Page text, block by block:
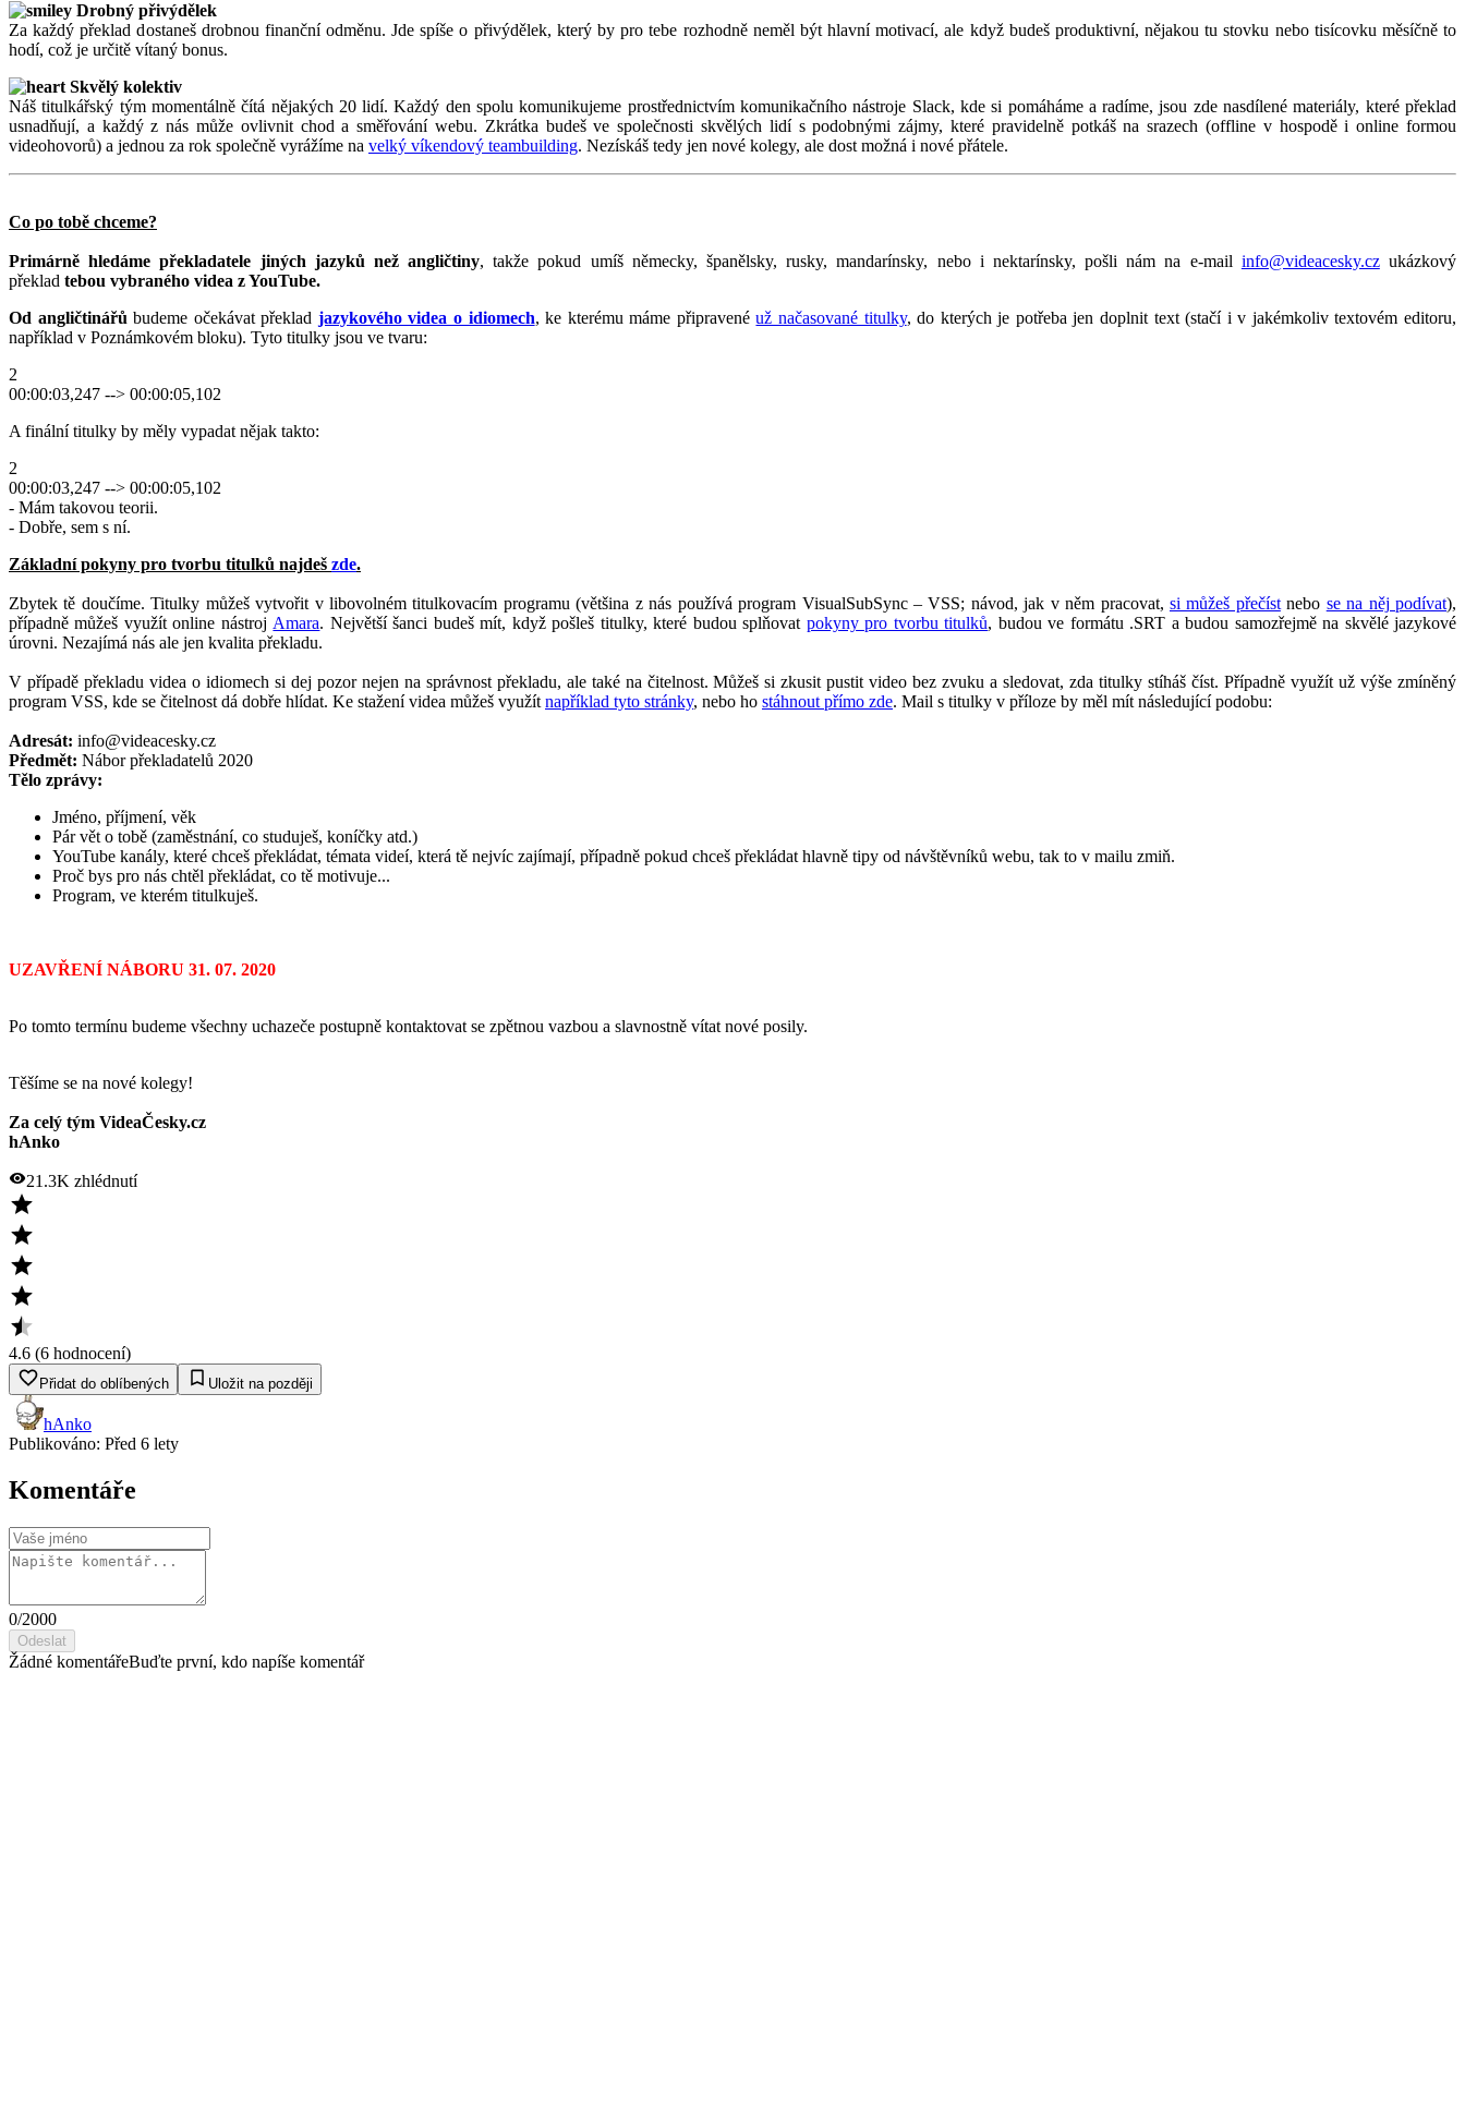
Drobný přivýdělek
Za každý překlad dostaneš drobnou finanční odměnu. Jde spíše o přivýdělek, který by pro tebe rozhodně neměl být hlavní motivací, ale když budeš produktivní, nějakou tu stovku nebo tisícovku měsíčně to
hodí, což je určitě vítaný bonus.
Skvělý kolektiv
Náš titulkářský tým momentálně čítá nějakých 20 lidí. Každý den spolu komunikujeme prostřednictvím komunikačního nástroje Slack, kde si pomáháme a radíme, jsou zde nasdílené materiály, které překlad
usnadňují, a každý z nás může ovlivnit chod a směřování webu. Zkrátka budeš ve společnosti skvělých lidí s podobnými zájmy, které pravidelně potkáš na srazech (offline v hospodě i online formou
videohovorů) a jednou za rok společně vyrážíme na velký víkendový teambuilding. Nezískáš tedy jen nové kolegy, ale dost možná i nové přátele.
Co po tobě chceme?
Primárně hledáme překladatele jiných jazyků než angličtiny, takže pokud umíš německy, španělsky, rusky, mandarínsky, nebo i nektarínsky, pošli nám na e-mail info@videacesky.czukázkový
překlad tebou vybraného videa z YouTube.
Od angličtinářůbudeme očekávat překlad jazykového videa o idiomech, ke kterému máme připravenéuž načasované titulky, do kterých je potřeba jen doplnit text (stačí i v jakémkoliv textovém editoru,
například v Poznámkovém bloku). Tyto titulky jsou ve tvaru:
2
00:00:03,247 --> 00:00:05,102
A finální titulky by měly vypadat nějak takto:
2
00:00:03,247 --> 00:00:05,102
- Mám takovou teorii.
- Dobře, sem s ní.
Základní pokyny pro tvorbu titulků najdeš zde.
Zbytek tě doučíme. Titulky můžeš vytvořit v libovolném titulkovacím programu (většina z nás používá program VisualSubSync – VSS; návod, jak v něm pracovat, si můžeš přečístnebo se na něj podívat),
případně můžeš využít online nástrojAmara. Největší šanci budeš mít, když pošleš titulky, které budou splňovat pokyny pro tvorbu titulků, budou ve formátu .SRT a budou samozřejmě na skvělé jazykové
úrovni. Nezajímá nás ale jen kvalita překladu.
V případě překladu videa o idiomech si dej pozor nejen na správnost překladu, ale také na čitelnost. Můžeš si zkusit pustit video bez zvuku a sledovat, zda titulky stíháš číst. Případně využít už výše zmíněný
program VSS, kde se čitelnost dá dobře hlídat. Ke stažení videa můžeš využítnapříklad tyto stránky, nebo ho stáhnout přímo zde. Mail s titulky v příloze by měl mít následující podobu:
Adresát: info@videacesky.cz
Předmět: Nábor překladatelů 2020
Tělo zprávy:
Jméno, příjmení, věk
Pár vět o tobě (zaměstnání, co studuješ, koníčky atd.)
YouTube kanály, které chceš překládat, témata videí, která tě nejvíc zajímají, případně pokud chceš překládat hlavně tipy od návštěvníků webu, tak to v mailu zmiň.
Proč bys pro nás chtěl překládat, co tě motivuje...
Program, ve kterém titulkuješ.
UZAVŘENÍ NÁBORU 31. 07. 2020
Po tomto termínu budeme všechny uchazeče postupně kontaktovat se zpětnou vazbou a slavnostně vítat nové posily.
Těšíme se na nové kolegy!
Za celý tým VideaČesky.cz
hAnko
21.3K zhlédnutí
4.6 (6 hodnocení)
Přidat do oblíbených Uložit na později
hAnko
Publikováno: Před 6 lety
Komentáře
0/2000
Odeslat
Žádné komentářeBuďte první, kdo napíše komentář